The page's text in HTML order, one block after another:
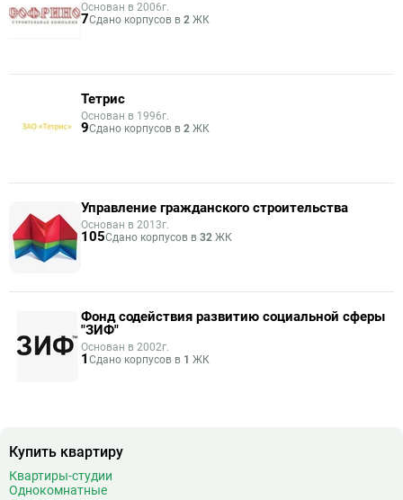
Основан в 2006г.
7Сдано корпусов в 2 ЖК
Тетрис
Основан в 1996г.
9Сдано корпусов в 2 ЖК
Управление гражданского строительства
Основан в 2013г.
105Сдано корпусов в 32 ЖК
Фонд содействия развитию социальной сферы
"ЗИФ"
Основан в 2002г.
1 Сдано корпусов в 1 ЖК
Купить квартиру
Квартиры-студии
Однокомнатные